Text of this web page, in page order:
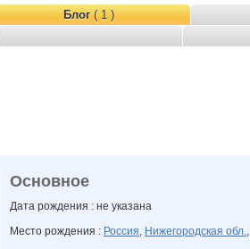
Блог( 1 )
Основное
Дата рождения : не указана
Место рождения : Россия, Нижегородская обл.,